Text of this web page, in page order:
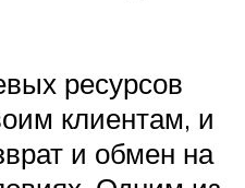
ресурсов
клиентам, и
и обмен на